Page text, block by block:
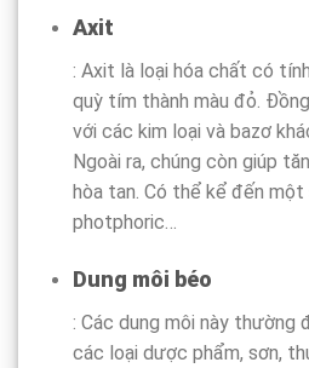
Axit
: Axit là loại hóa chất có
quỳ tím thành màu đỏ.
với các kim loại và bazơ
Ngoài ra, chúng còn giúp
hòa tan. Có thể kể đến
photphoric…
Dung môi béo
: Các dung môi này thường
các loại dược phẩm, sơn,